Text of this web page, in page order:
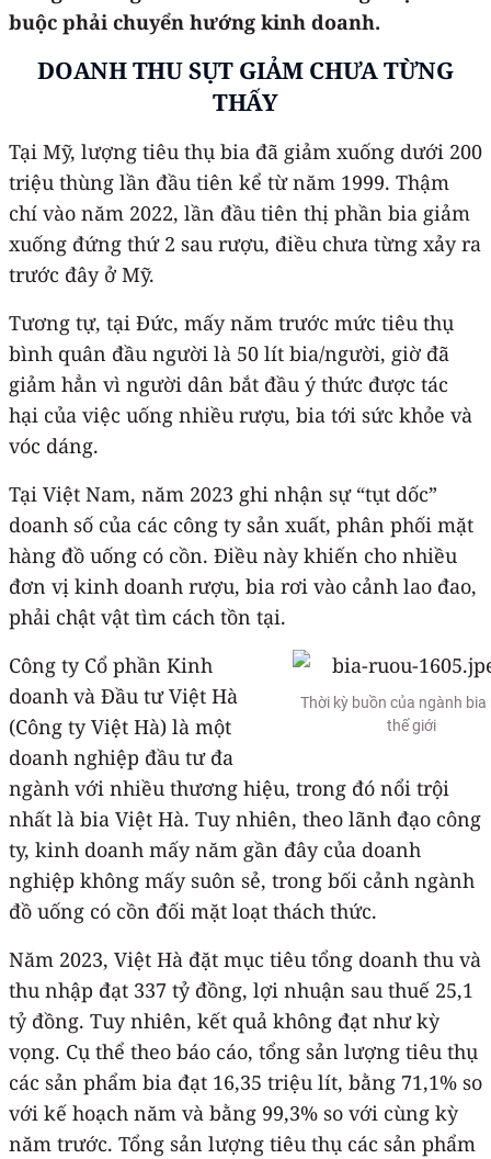
buộc phải chuyển hướng kinh doanh.
DOANH THU SỤT GIẢM CHƯA TỪNG
THẤY
Tại Mỹ, lượng tiêu thụ bia đã giảm xuống dưới 200
triệu thùng lần đầu tiên kể từ năm 1999. Thậm
chí vào năm 2022, lần đầu tiên thị phần bia giảm
xuống đứng thứ 2 sau rượu, điều chưa từng xảy ra
trước đây ở Mỹ.
Tương tự, tại Đức, mấy năm trước mức tiêu thụ
bình quân đầu người là 50 lít bia/người, giờ đã
giảm hẳn vì người dân bắt đầu ý thức được tác
hại của việc uống nhiều rượu, bia tới sức khỏe và
vóc dáng.
Tại Việt Nam, năm 2023 ghi nhận sự “tụt dốc”
doanh số của các công ty sản xuất, phân phối mặt
hàng đồ uống có cồn. Điều này khiến cho nhiều
đơn vị kinh doanh rượu, bia rơi vào cảnh lao đao,
phải chật vật tìm cách tồn tại.
Thời kỳ buồn của ngành bia
thế giới
Công ty Cổ phần Kinh
doanh và Đầu tư Việt Hà
(Công ty Việt Hà) là một
doanh nghiệp đầu tư đa
ngành với nhiều thương hiệu, trong đó nổi trội
nhất là bia Việt Hà. Tuy nhiên, theo lãnh đạo công
ty, kinh doanh mấy năm gần đây của doanh
nghiệp không mấy suôn sẻ, trong bối cảnh ngành
đồ uống có cồn đối mặt loạt thách thức.
Năm 2023, Việt Hà đặt mục tiêu tổng doanh thu và
thu nhập đạt 337 tỷ đồng, lợi nhuận sau thuế 25,1
tỷ đồng. Tuy nhiên, kết quả không đạt như kỳ
vọng. Cụ thể theo báo cáo, tổng sản lượng tiêu thụ
các sản phẩm bia đạt 16,35 triệu lít, bằng 71,1% so
với kế hoạch năm và bằng 99,3% so với cùng kỳ
năm trước. Tổng sản lượng tiêu thụ các sản phẩm